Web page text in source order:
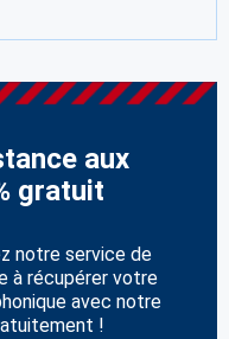
aux
gratuit
notre service de
à récupérer votre
avec notre
!